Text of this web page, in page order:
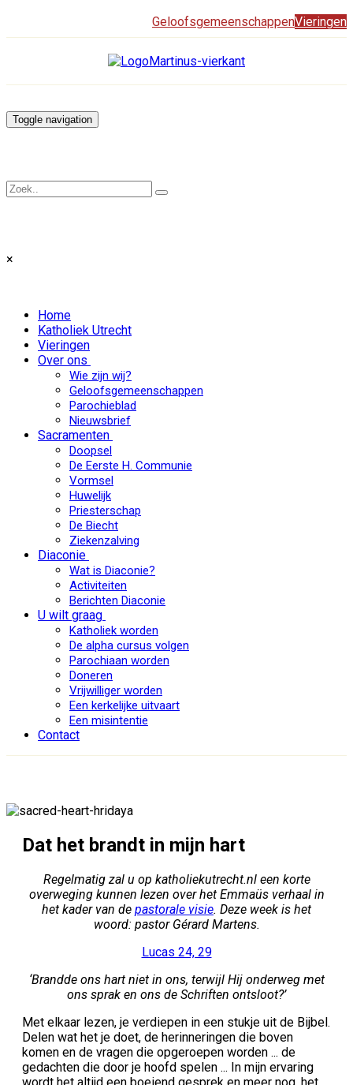
GeloofsgemeenschappenVieringen
Toggle navigation
×
Home
Katholiek Utrecht
Vieringen
Over ons
Wie zijn wij?
Geloofsgemeenschappen
Parochieblad
Nieuwsbrief
Sacramenten
Doopsel
De Eerste H. Communie
Vormsel
Huwelijk
Priesterschap
De Biecht
Ziekenzalving
Diaconie
Wat is Diaconie?
Activiteiten
Berichten Diaconie
U wilt graag
Katholiek worden
De alpha cursus volgen
Parochiaan worden
Doneren
Vrijwilliger worden
Een kerkelijke uitvaart
Een misintentie
Contact
Dat het brandt in mijn hart
Regelmatig zal u op katholiekutrecht.nl een korte
overweging kunnen lezen over het Emmaüs verhaal in
het kader van de pastorale visie. Deze week is het
woord: pastor Gérard Martens.
Lucas 24, 29
‘Brandde ons hart niet in ons, terwijl Hij onderweg met
ons sprak en ons de Schriften ontsloot?’
Met elkaar lezen, je verdiepen in een stukje uit de Bijbel.
Delen wat het je doet, de herinneringen die boven
komen en de vragen die opgeroepen worden ... de
gedachten die door je hoofd spelen ... In mijn ervaring